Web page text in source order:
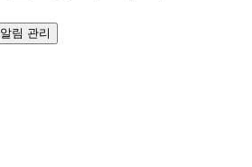
알림 관리